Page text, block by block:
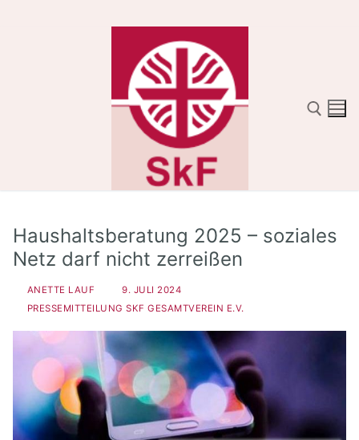
Haushaltsberatung 2025 – soziales
Netz darf nicht zerreißen
ANETTE LAUF
9. JULI 2024
PRESSEMITTEILUNG SKF GESAMTVEREIN E.V.